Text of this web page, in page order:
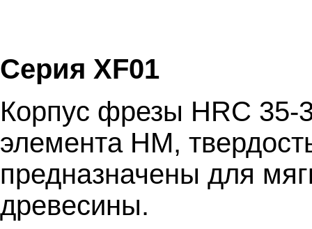
Серия XF01
Корпус фрезы HRC 35-
элемента НМ,
предназначены для
древесины.